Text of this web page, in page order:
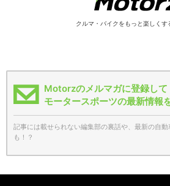
クルマ・バイクをもっと楽しくす
Motorzのメルマガに登録して
モータースポーツの最新情報
記事には載せられない編集部の裏話や、最新の自
も！？